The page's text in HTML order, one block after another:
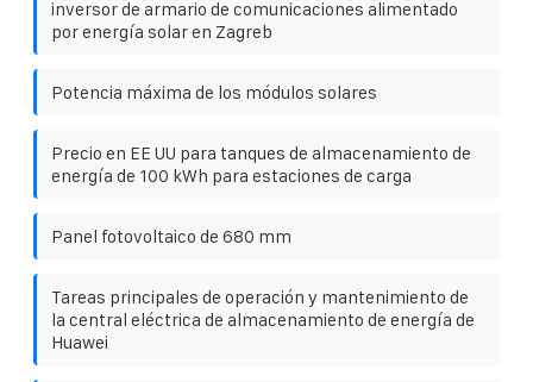
inversor de armario de comunicaciones alimentado
por energía solar en Zagreb
Potencia máxima de los módulos solares
Precio en EE UU para tanques de almacenamiento de
energía de 100 kWh para estaciones de carga
Panel fotovoltaico de 680 mm
Tareas principales de operación y mantenimiento de
la central eléctrica de almacenamiento de energía de
Huawei